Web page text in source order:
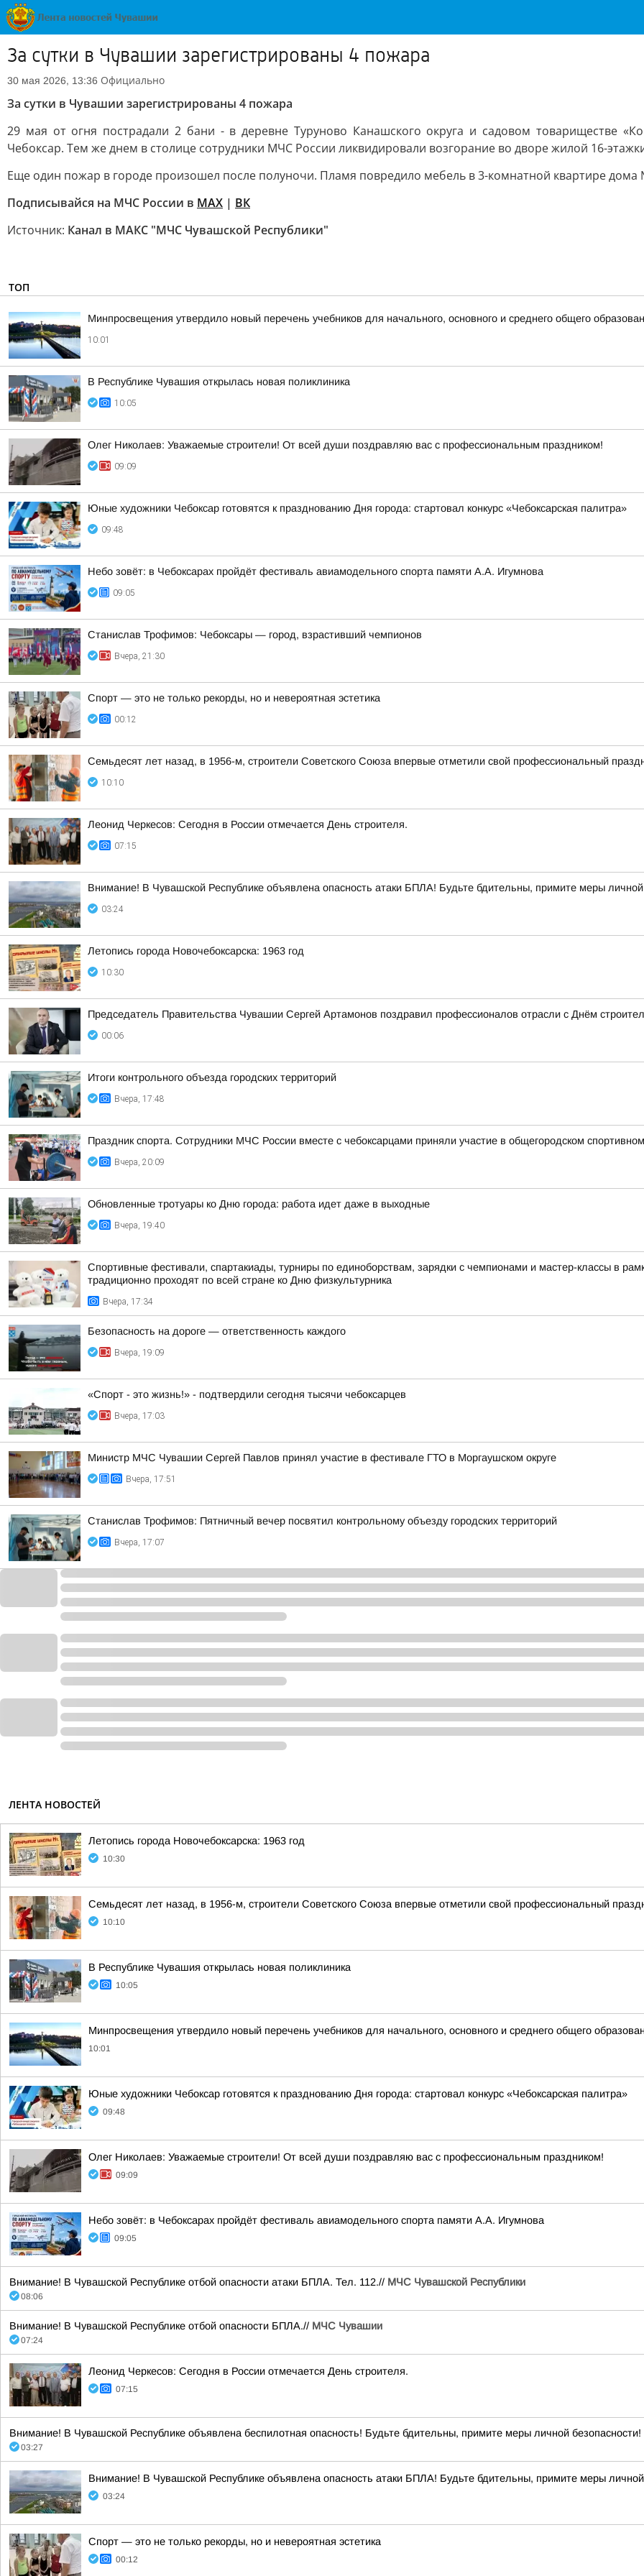
За сутки в Чувашии зарегистрированы 4 пожара
30 мая 2026, 13:36 Официально
За сутки в Чувашии зарегистрированы 4 пожара
29 мая от огня пострадали 2 бани - в деревне Туруново Канашского округа и садовом товариществе
Чебоксар. Тем же днем в столице сотрудники МЧС России ликвидировали возгорание во дворе жилой 16-
Еще один пожар в городе произошел после полуночи. Пламя повредило мебель в 3-комнатной квартире
Подписывайся на МЧС России в MAX | ВК
Источник: Канал в МАКС "МЧС Чувашской Республики"
ТОП
Минпросвещения утвердило новый перечень учебников для начального, основного и среднего общего
10:01
В Республике Чувашия открылась новая поликлиника
10:05
Олег Николаев: Уважаемые строители! От всей души поздравляю вас с профессиональным праздником!
09:09
Юные художники Чебоксар готовятся к празднованию Дня города: стартовал конкурс «Чебоксарская палитра»
09:48
Небо зовёт: в Чебоксарах пройдёт фестиваль авиамодельного спорта памяти А.А. Игумнова
09:05
Станислав Трофимов: Чебоксары — город, взрастивший чемпионов
Вчера, 21:30
Спорт — это не только рекорды, но и невероятная эстетика
00:12
Семьдесят лет назад, в 1956-м, строители Советского Союза впервые отметили свой профессиональный
10:10
Леонид Черкесов: Сегодня в России отмечается День строителя.
07:15
Внимание! В Чувашской Республике объявлена опасность атаки БПЛА! Будьте бдительны, примите меры личной
03:24
Летопись города Новочебоксарска: 1963 год
10:30
Председатель Правительства Чувашии Сергей Артамонов поздравил профессионалов отрасли с Днём
00:06
Итоги контрольного объезда городских территорий
Вчера, 17:48
Праздник спорта. Сотрудники МЧС России вместе с чебоксарцами приняли участие в общегородском
Вчера, 20:09
Обновленные тротуары ко Дню города: работа идет даже в выходные
Вчера, 19:40
Спортивные фестивали, спартакиады, турниры по единоборствам, зарядки с чемпионами и мастер-классы в
традиционно проходят по всей стране ко Дню физкультурника
Вчера, 17:34
Безопасность на дороге — ответственность каждого
Вчера, 19:09
«Спорт - это жизнь!» - подтвердили сегодня тысячи чебоксарцев
Вчера, 17:03
Министр МЧС Чувашии Сергей Павлов принял участие в фестивале ГТО в Моргаушском округе
Вчера, 17:51
Станислав Трофимов: Пятничный вечер посвятил контрольному объезду городских территорий
Вчера, 17:07
ЛЕНТА НОВОСТЕЙ
Летопись города Новочебоксарска: 1963 год
10:30
Семьдесят лет назад, в 1956-м, строители Советского Союза впервые отметили свой профессиональный
10:10
В Республике Чувашия открылась новая поликлиника
10:05
Минпросвещения утвердило новый перечень учебников для начального, основного и среднего общего
10:01
Юные художники Чебоксар готовятся к празднованию Дня города: стартовал конкурс «Чебоксарская палитра»
09:48
Олег Николаев: Уважаемые строители! От всей души поздравляю вас с профессиональным праздником!
09:09
Небо зовёт: в Чебоксарах пройдёт фестиваль авиамодельного спорта памяти А.А. Игумнова
09:05
Внимание! В Чувашской Республике отбой опасности атаки БПЛА. Тел. 112.// МЧС Чувашской Республики
08:06
Внимание! В Чувашской Республике отбой опасности БПЛА.// МЧС Чувашии
07:24
Леонид Черкесов: Сегодня в России отмечается День строителя.
07:15
Внимание! В Чувашской Республике объявлена беспилотная опасность! Будьте бдительны, примите меры личной
03:27
Внимание! В Чувашской Республике объявлена опасность атаки БПЛА! Будьте бдительны, примите меры личной
03:24
Спорт — это не только рекорды, но и невероятная эстетика
00:12